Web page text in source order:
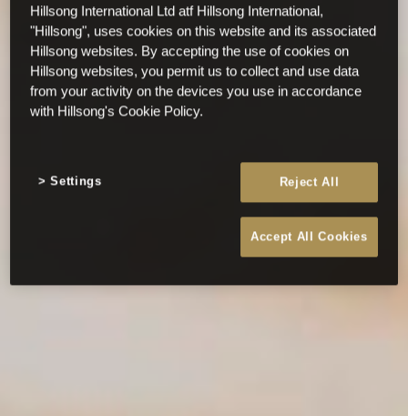
Hillsong International Ltd atf Hillsong International,
"Hillsong", uses cookies on this website and its associated
Hillsong websites. By accepting the use of cookies on
Hillsong websites, you permit us to collect and use data
from your activity on the devices you use in accordance
with Hillsong's Cookie Policy.
Reject All
Accept All Cookies
Settings